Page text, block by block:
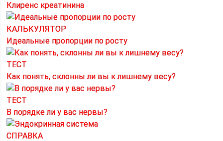
Клиренс креатинина
КАЛЬКУЛЯТОР
Идеальные пропорции по росту
ТЕСТ
Как понять, склонны ли вы к лишнему весу?
ТЕСТ
В порядке ли у вас нервы?
СПРАВКА